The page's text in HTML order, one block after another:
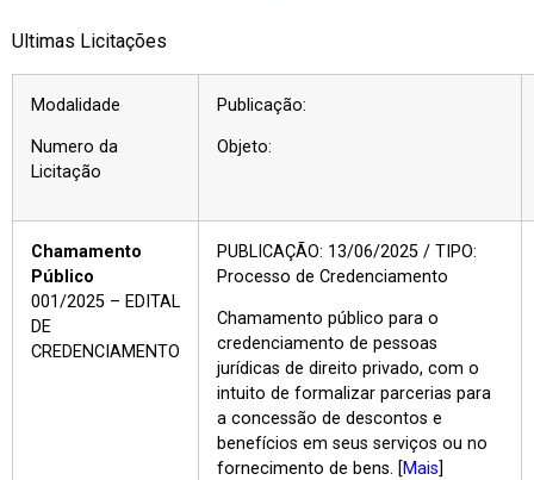
Ultimas Licitações
Modalidade
Numero da
Licitação
Publicação:
Objeto:
Chamamento
Público
001/2025 – EDITAL
DE
CREDENCIAMENTO
PUBLICAÇÃO: 13/06/2025 / TIPO:
Processo de Credenciamento
Chamamento público para o
credenciamento de pessoas
jurídicas de direito privado, com o
intuito de formalizar parcerias para
a concessão de descontos e
benefícios em seus serviços ou no
fornecimento de bens. [Mais]